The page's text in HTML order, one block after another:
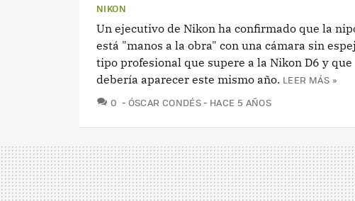
NIKON
Un ejecutivo de Nikon ha confirmado que la
está "manos a la obra" con una cámara sin
tipo profesional que supere a la Nikon D6 y que
debería aparecer este mismo año. LEER MÁS »
0 COMENTARIOS
ÓSCAR CONDÉS HACE 5 AÑOS